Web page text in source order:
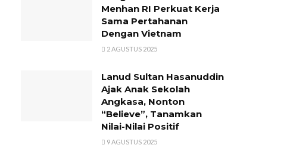
Menhan RI Perkuat Kerja
Sama Pertahanan
Dengan Vietnam
2 AGUSTUS 2025
Lanud Sultan Hasanuddin
Ajak Anak Sekolah
Angkasa, Nonton
“Believe”, Tanamkan
Nilai-Nilai Positif
9 AGUSTUS 2025